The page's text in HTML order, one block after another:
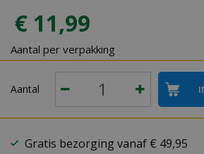
€ 11,99
Aantal per verpakking
Aantal
Gratis bezorging vanaf € 49,95